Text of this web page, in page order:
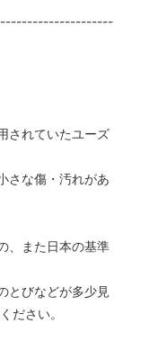
されていたユーズ
さな傷・汚れがあ
、また日本の基準
とびなどが多少見
ださい。